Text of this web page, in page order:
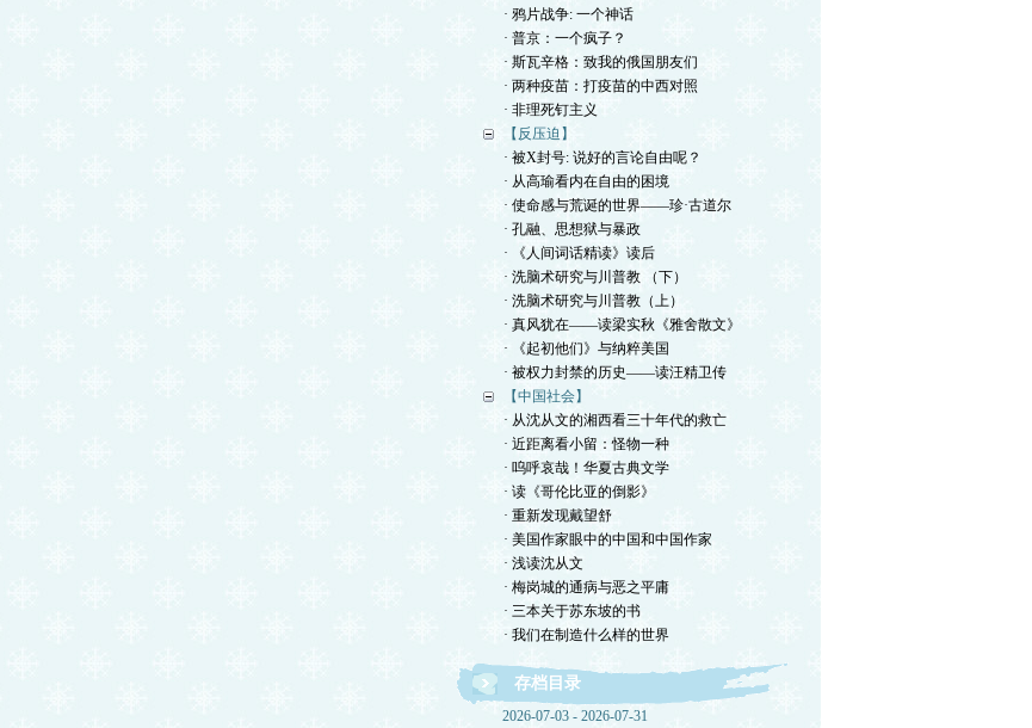
· 鸦片战争: 一个神话
· 普京：一个疯子？
· 斯瓦辛格：致我的俄国朋友们
· 两种疫苗：打疫苗的中西对照
· 非理死钉主义
【反压迫】
· 被X封号: 说好的言论自由呢？
· 从高瑜看内在自由的困境
· 使命感与荒诞的世界——珍·古道尔
· 孔融、思想狱与暴政
· 《人间词话精读》读后
· 洗脑术研究与川普教 （下）
· 洗脑术研究与川普教（上）
· 真风犹在——读梁实秋《雅舍散文》
· 《起初他们》与纳粹美国
· 被权力封禁的历史——读汪精卫传
【中国社会】
· 从沈从文的湘西看三十年代的救亡
· 近距离看小留：怪物一种
· 呜呼哀哉！华夏古典文学
· 读《哥伦比亚的倒影》
· 重新发现戴望舒
· 美国作家眼中的中国和中国作家
· 浅读沈从文
· 梅岗城的通病与恶之平庸
· 三本关于苏东坡的书
· 我们在制造什么样的世界
存档目录
2026-07-03 - 2026-07-31